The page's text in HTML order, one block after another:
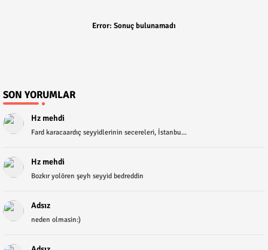
Error: Sonuç bulunamadı
SON YORUMLAR
Hz mehdi
Fard karacaardıç seyyidlerinin secereleri, İstanbu...
Hz mehdi
Bozkır yolören şeyh seyyid bedreddin
Adsız
neden olmasin:)